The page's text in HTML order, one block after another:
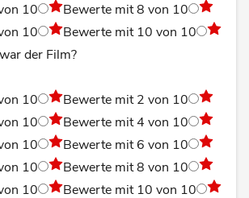
10
Bewerte mit 8 von 10
10
Bewerte mit 10 von 10
der Film?
10
Bewerte mit 2 von 10
10
Bewerte mit 4 von 10
10
Bewerte mit 6 von 10
10
Bewerte mit 8 von 10
10
Bewerte mit 10 von 10